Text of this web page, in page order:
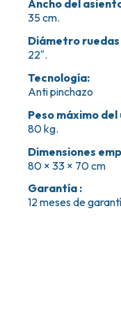
Ancho del
35 cm.
Diámetro
22″.
Tecnología:
Anti pinchazo
Peso máximo del
80 kg.
Dimensiones
80 × 33 × 70 cm
Garantía :
12 meses de